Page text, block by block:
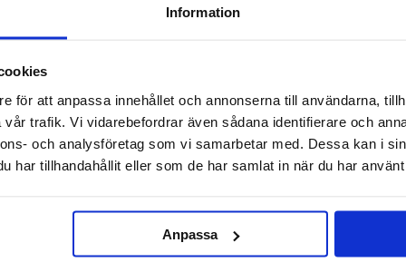
Information
för att anpassa innehållet och annonserna till användarna,
trafik. Vi vidarebefordrar även sådana identifierare och
och analysföretag som vi samarbetar med. Dessa kan i
har tillhandahållit eller som de har samlat in när du har använt
Anpassa
Air 11 (2026) med stil med cat kickstand-fodralet, som är utformat med både skoj och
funktionalitet.
stativ format som en söt katt, perfekt för att titta på videor, studera eller videosamtal
upphöjda kanter runt skärmen och kameran för att förhindra direkt påverkan och repor.
Air 11 (2025) användare på språng, erbjuder tillförlitligt skydd med en rolig, funktionell